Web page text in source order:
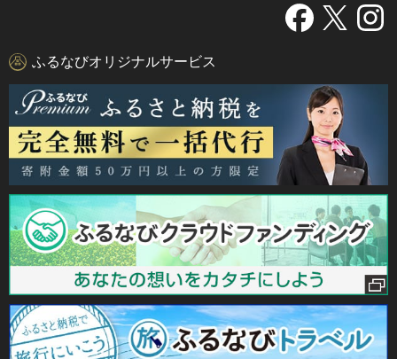
ふるなびオリジナルサービス